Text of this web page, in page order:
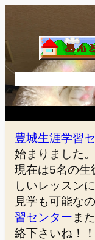
を
ス
キ
ッ
プ
索
豊城生涯学習
始まりました。
現在は5名の生
しいレッスン
見学も可能な
習センター ま
絡下さいね！！